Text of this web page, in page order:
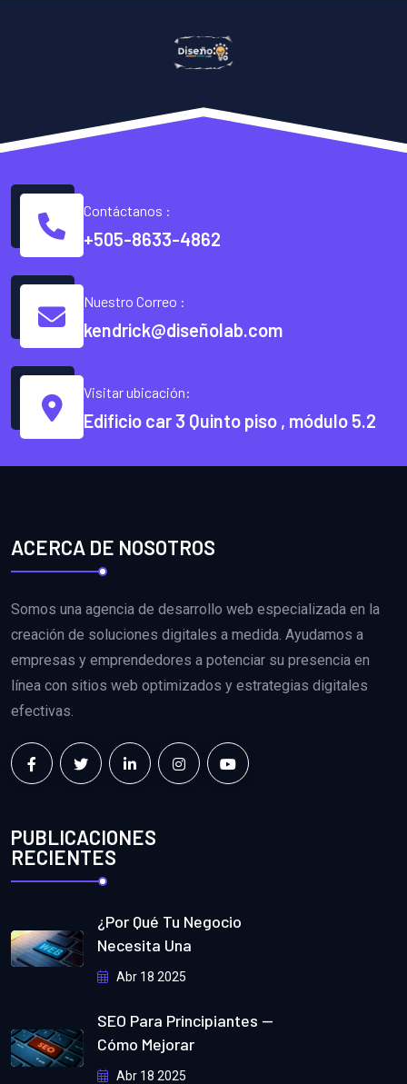
Contáctanos :
+505-8633-4862
Nuestro Correo :
kendrick@diseñolab.com
Visitar ubicación:
Edificio car 3 Quinto piso , módulo 5.2
ACERCA DE NOSOTROS
Somos una agencia de desarrollo web especializada en la
creación de soluciones digitales a medida. Ayudamos a
empresas y emprendedores a potenciar su presencia en
línea con sitios web optimizados y estrategias digitales
efectivas.
PUBLICACIONES
RECIENTES
¿Por Qué Tu Negocio
Necesita Una
Abr 18 2025
SEO Para Principiantes —
Cómo Mejorar
Abr 18 2025